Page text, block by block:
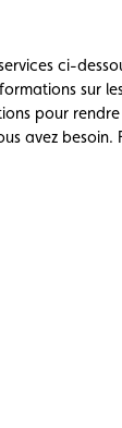
ci-
sur
pour
avez